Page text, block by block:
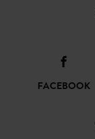
FACEBOOK